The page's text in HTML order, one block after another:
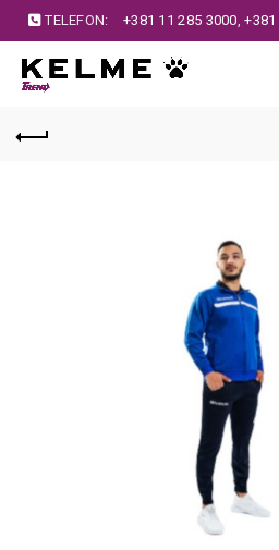
TELEFON: +381 11 285 3000,